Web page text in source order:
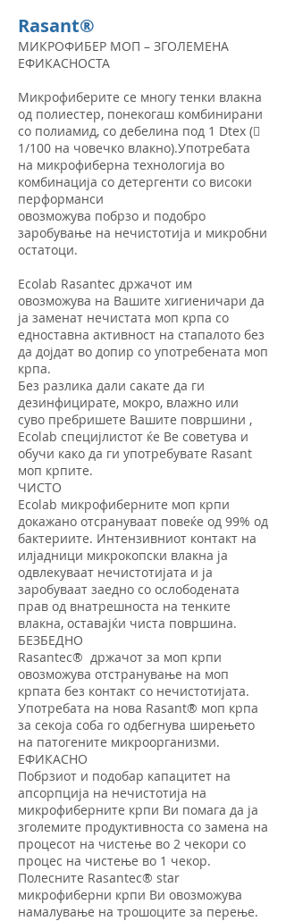
Rasant®
МИКРОФИБЕР МОП – ЗГОЛЕМЕНА
ЕФИКАСНОСТА
Микрофиберите се многу тенки влакна
од полиестер, понекогаш комбинирани
со полиамид, со дебелина под 1 Dtex (
1/100 на човечко влакно).Употребата
на микрофиберна технологија во
комбинација со детергенти со високи
перформанси
овозможува побрзо и подобро
заробување на нечистотија и микробни
остатоци.
Ecolab Rasantec држачот им
овозможува на Вашите хигиеничари да
ја заменат нечистата моп крпа со
едноставна активност на стапалото без
да дојдат во допир со употребената моп
крпа.
Без разлика дали сакате да ги
дезинфицирате, мокро, влажно или
суво пребришете Вашите површини ,
Ecolab специјлистот ќе Ве советува и
обучи како да ги употребувате Rasant
моп крпите.
ЧИСТО
Ecolab микрофиберните моп крпи
докажано отсрануваат повеќе од 99% од
бактериите. Интензивниот контакт на
илјадници микрокопски влакна ја
одвлекуваат нечистотијата и ја
заробуваат заедно со ослободената
прав од внатрешноста на тенките
влакна, оставајќи чиста површина.
БЕЗБЕДНО
Rasantec® држачот за моп крпи
овозможува отстранување на моп
крпата без контакт со нечистотијата.
Употребата на нова Rasant® моп крпа
за секоја соба го одбегнува ширењето
на патогените микроорганизми.
ЕФИКАСНО
Побрзиот и подобар капацитет на
апсорпција на нечистотија на
микрофиберните крпи Ви помага да ја
зголемите продуктивноста со замена на
процесот на чистење во 2 чекори со
процес на чистење во 1 чекор.
Полесните Rasantec® star
микрофиберни крпи Ви овозможува
намалување на трошоците за перење.